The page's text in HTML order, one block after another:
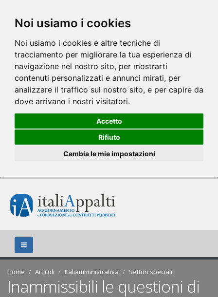
Noi usiamo i cookies
Noi usiamo i cookies e altre tecniche di
tracciamento per migliorare la tua esperienza di
navigazione nel nostro sito, per mostrarti
contenuti personalizzati e annunci mirati, per
analizzare il traffico sul nostro sito, e per capire da
dove arrivano i nostri visitatori.
Accetto
Rifiuto
Cambia le mie impostazioni
Home Articoli Italiamministrativa Settori speciali
Inammissibili le questioni di